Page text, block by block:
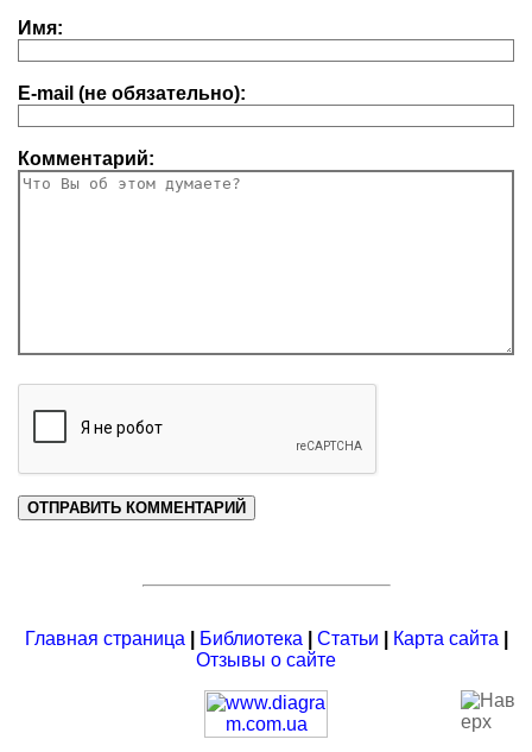
Имя:
E-mail (не обязательно):
Комментарий:
Главная страница Библиотека Статьи Карта сайта
Отзывы о сайте